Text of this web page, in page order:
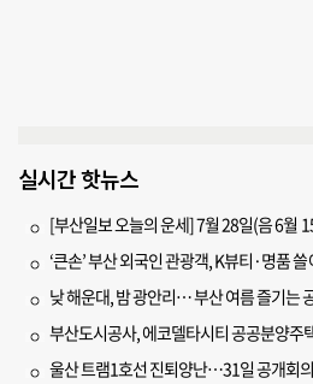
실시간 핫뉴스
[부산일보 오늘의 운세] 7월 28일(음 6월
‘큰손’ 부산 외국인 관광객, K뷰티·명품
낮 해운대, 밤 광안리… 부산 여름 즐기는
부산도시공사, 에코델타시티 공공분양주
울산 트램1호선 진퇴양난…31일 공개회